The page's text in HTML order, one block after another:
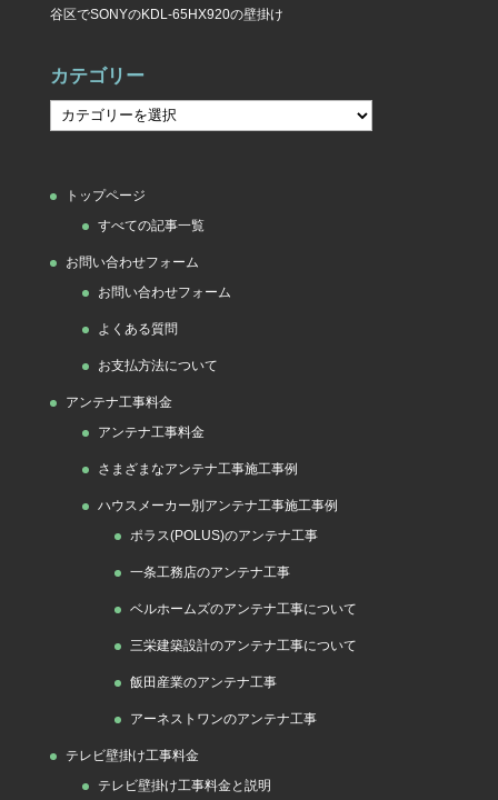
谷区でSONYのKDL-65HX920の壁掛け
カテゴリー
リ
トップページ
すべての記事一覧
お問い合わせフォーム
お問い合わせフォーム
よくある質問
お支払方法について
アンテナ工事料金
アンテナ工事料金
さまざまなアンテナ工事施工事例
ハウスメーカー別アンテナ工事施工事例
ポラス(POLUS)のアンテナ工事
一条工務店のアンテナ工事
ベルホームズのアンテナ工事について
三栄建築設計のアンテナ工事について
飯田産業のアンテナ工事
アーネストワンのアンテナ工事
テレビ壁掛け工事料金
テレビ壁掛け工事料金と説明